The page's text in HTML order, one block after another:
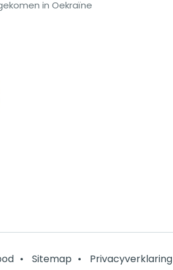
in Oekraïne
• Sitemap • Privacyverklaring